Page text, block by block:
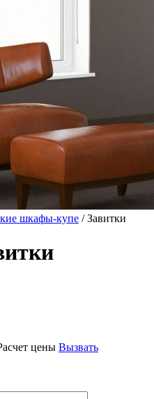
шкафы-купе / Завитки
цены Вызвать